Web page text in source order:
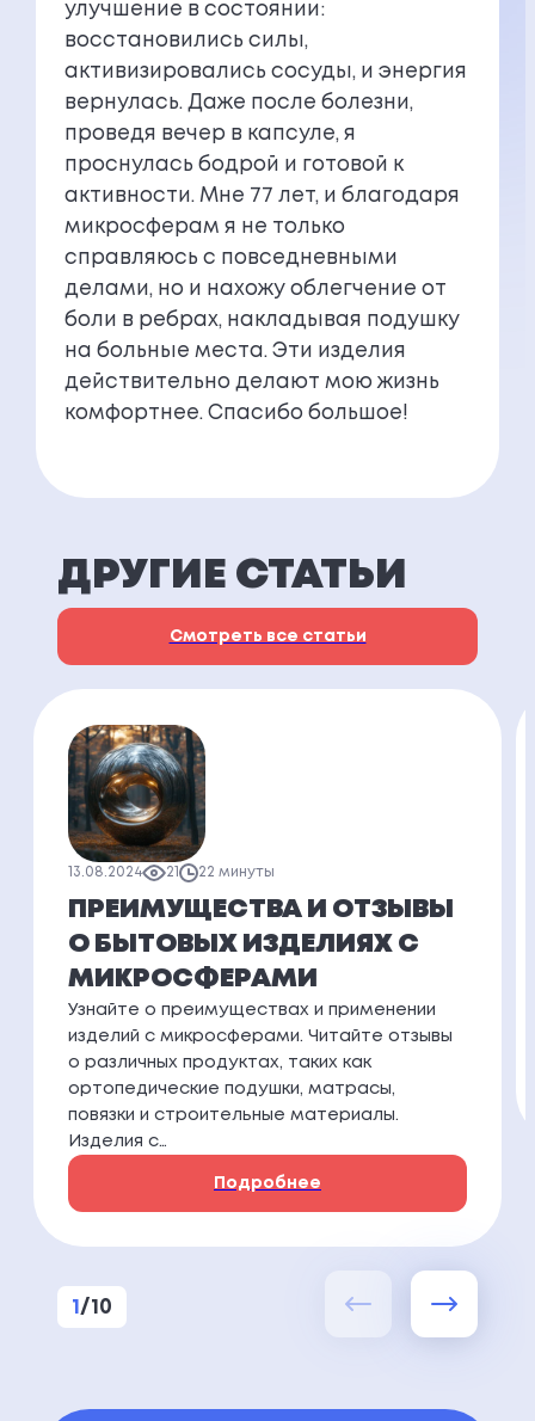
улучшение в состоянии:
восстановились силы,
активизировались сосуды, и энергия
вернулась. Даже после болезни,
проведя вечер в капсуле, я
проснулась бодрой и готовой к
активности. Мне 77 лет, и благодаря
микросферам я не только
справляюсь с повседневными
делами, но и нахожу облегчение от
боли в ребрах, накладывая подушку
на больные места. Эти изделия
действительно делают мою жизнь
комфортнее. Спасибо большое!
ДРУГИЕ СТАТЬИ
Смотреть все статьи
13.08.2024 21 22 минуты
ПРЕИМУЩЕСТВА И ОТЗЫВЫ
О БЫТОВЫХ ИЗДЕЛИЯХ С
МИКРОСФЕРАМИ
Узнайте о преимуществах и применении
изделий с микросферами. Читайте отзывы
о различных продуктах, таких как
ортопедические подушки, матрасы,
повязки и строительные материалы.
Изделия с…
Подробнее
1 / 10